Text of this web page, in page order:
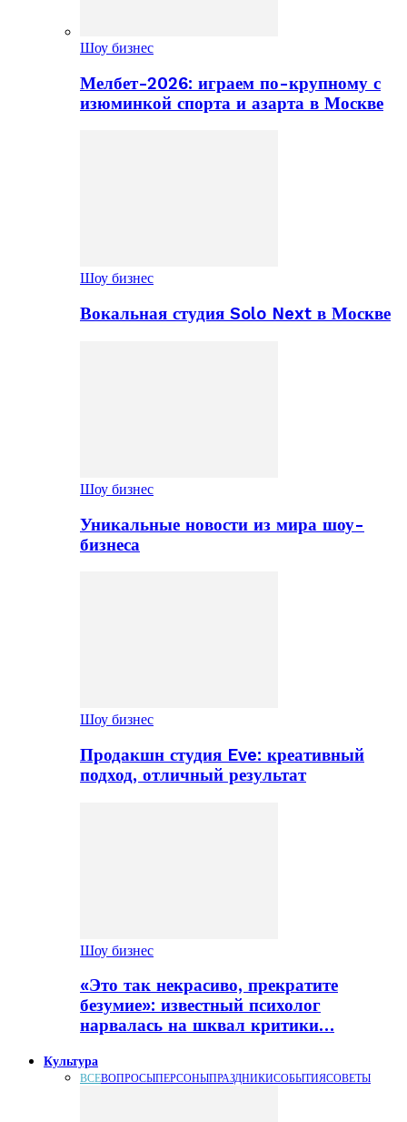
Шоу бизнес
Мелбет-2026: играем по-крупному с
изюминкой спорта и азарта в Москве
Шоу бизнес
Вокальная студия Solo Next в Москве
Шоу бизнес
Уникальные новости из мира шоу-
бизнеса
Шоу бизнес
Продакшн студия Eve: креативный
подход, отличный результат
Шоу бизнес
«Это так некрасиво, прекратите
безумие»: известный психолог
нарвалась на шквал критики…
Культура
ВСЕВОПРОСЫПЕРСОНЫПРАЗДНИКИСОБЫТИЯСОВЕТЫ